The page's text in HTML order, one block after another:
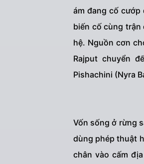
ám đang cố
biến cố cùng trận
hệ. Nguồn cơn
Rajput chuyển
Pishachini (Nyra
Vốn sống ở rừng
dùng phép thuật
chân vào cấm